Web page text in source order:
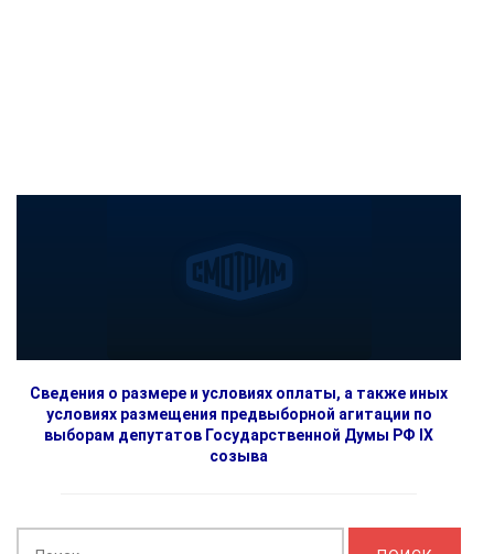
Сведения о размере и условиях оплаты, а также иных
условиях размещения предвыборной агитации по
выборам депутатов Государственной Думы РФ IX
созыва